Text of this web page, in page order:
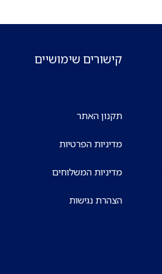
קישורים שימושיים
תקנון האתר
מדיניות הפרטיות
מדיניות המשלוחים
הצהרת נגישות